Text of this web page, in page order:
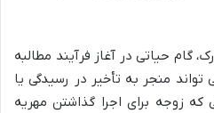
گام حیاتی در آغاز فرآیند مطالبه
منجر به تأخیر در رسیدگی یا
زوجه برای اجرا گذاشتن مهریه